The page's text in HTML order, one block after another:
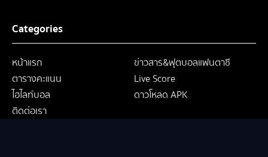
Categories
หน้าแรก
ข่าวสาร&ฟุตบอลแฟนตาซี
ตารางคะแนน
Live Score
ไฮไลท์บอล
ดาวโหลด APK
ติดต่อเรา